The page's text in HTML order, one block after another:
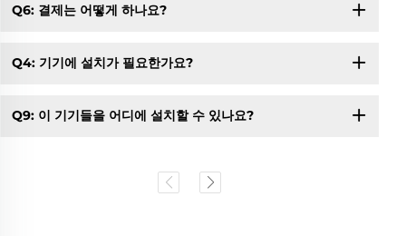
Q6: 결제는 어떻게 하나요?
Q4: 기기에 설치가 필요한가요?
Q9: 이 기기들을 어디에 설치할 수 있나요?